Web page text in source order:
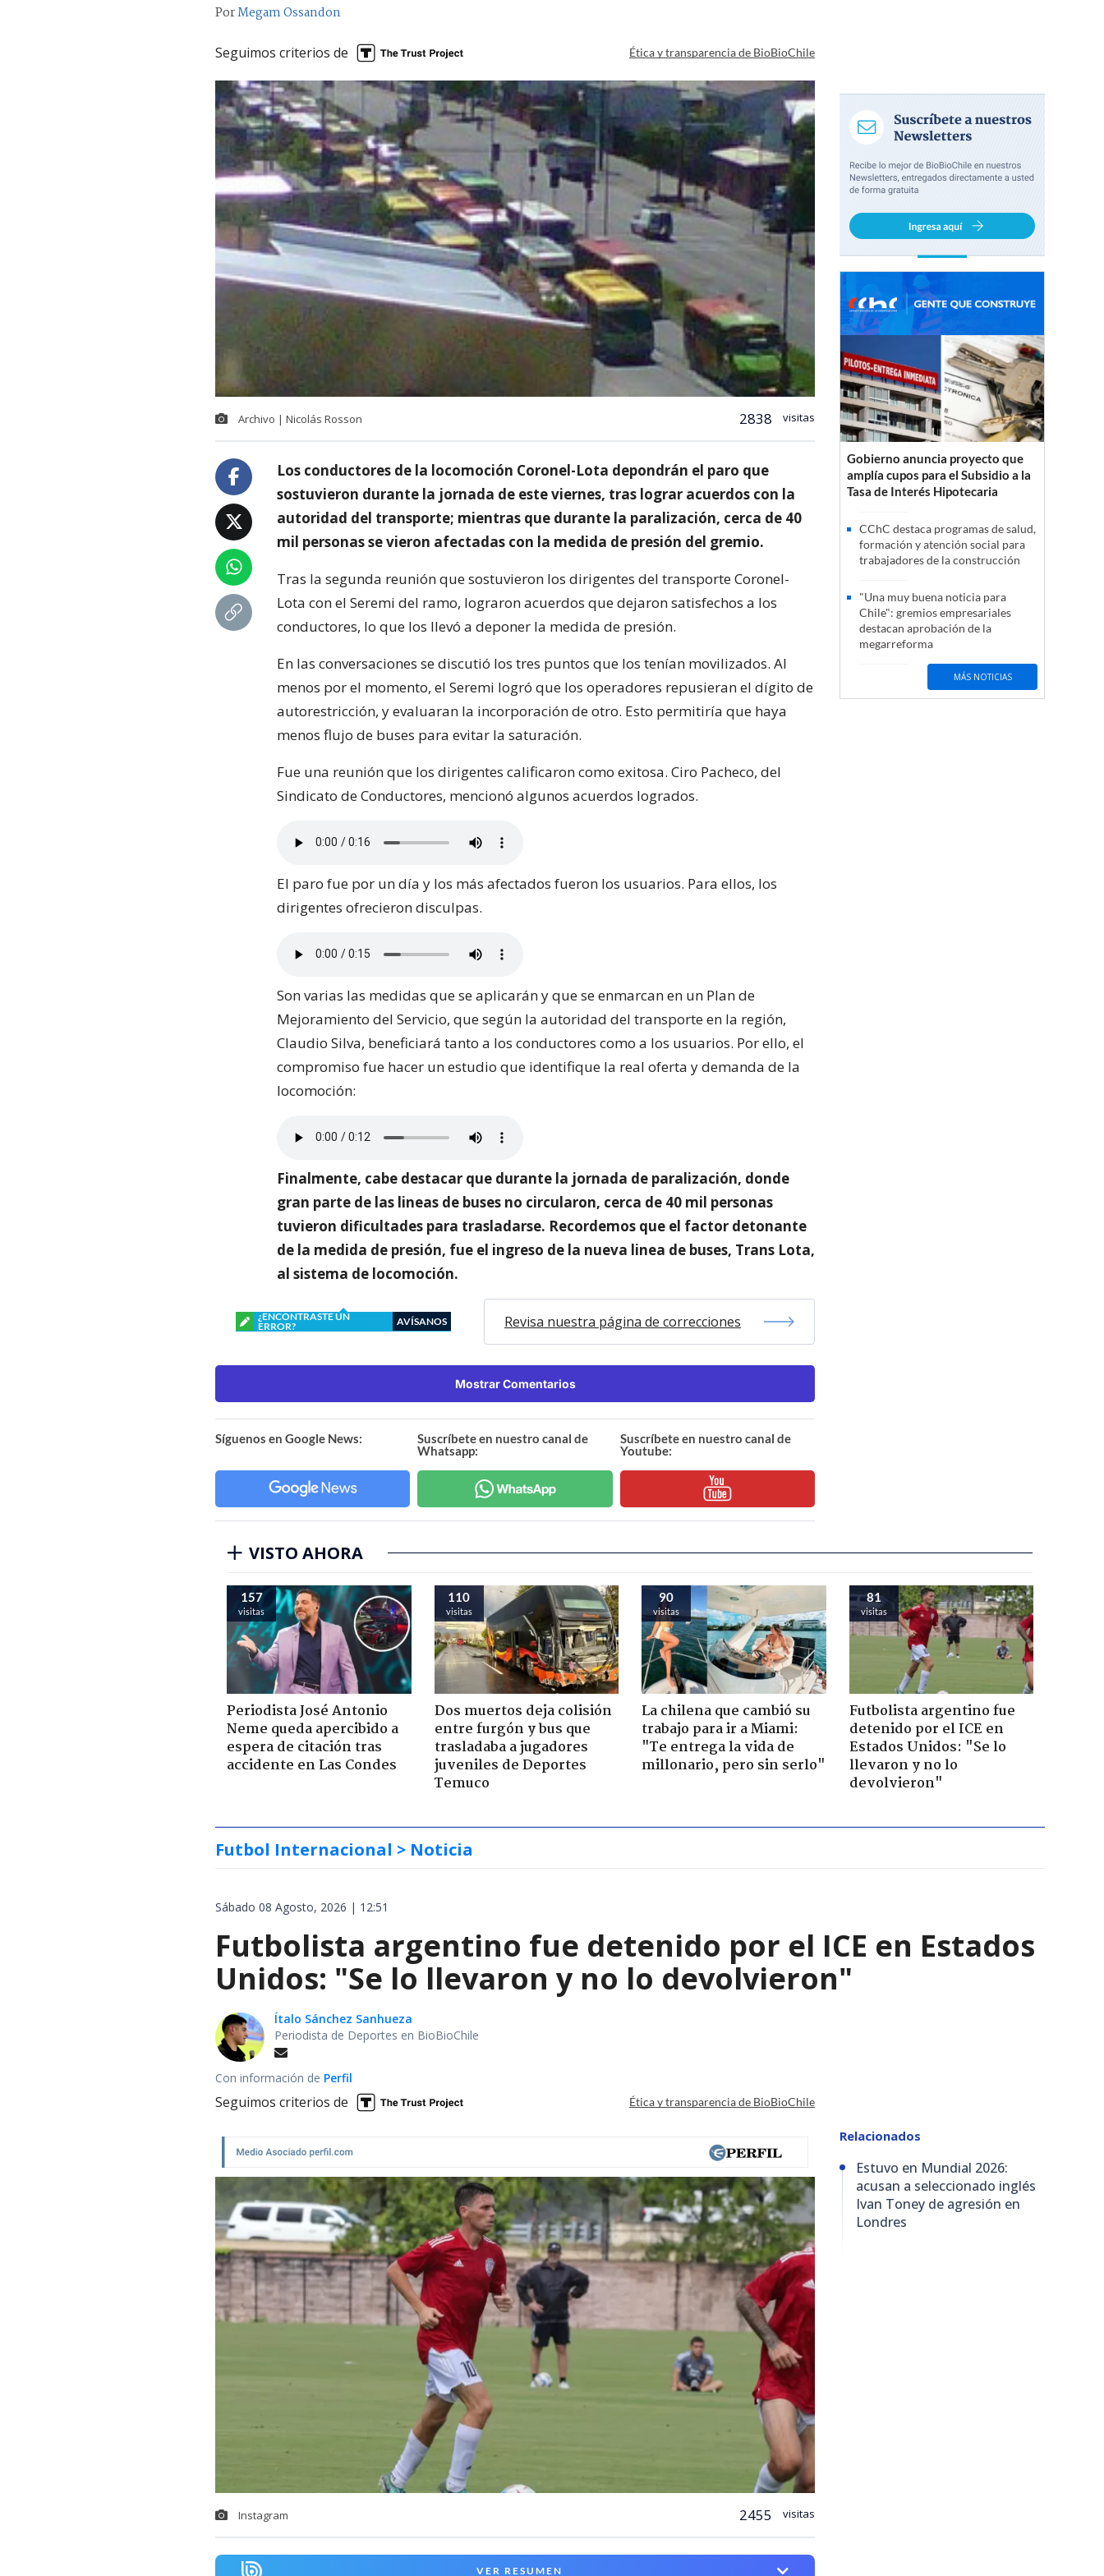
PorMegam Ossandon
Seguimos criterios de Ética y transparencia de BioBioChile
Archivo | Nicolás Rosson 2838 visitas
Los conductores de la locomoción Coronel-Lota depondrán el paro que
sostuvieron durante la jornada de este viernes, tras lograr acuerdos con la
autoridad del transporte; mientras que durante la paralización, cerca de 40
mil personas se vieron afectadas con la medida de presión del gremio.
Tras la segunda reunión que sostuvieron los dirigentes del transporte Coronel-
Lota con el Seremi del ramo, lograron acuerdos que dejaron satisfechos a los
conductores, lo que los llevó a deponer la medida de presión.
En las conversaciones se discutió los tres puntos que los tenían movilizados. Al
menos por el momento, el Seremi logró que los operadores repusieran el dígito de
autorestricción, y evaluaran la incorporación de otro. Esto permitiría que haya
menos flujo de buses para evitar la saturación.
Fue una reunión que los dirigentes calificaron como exitosa. Ciro Pacheco, del
Sindicato de Conductores, mencionó algunos acuerdos logrados.
El paro fue por un día y los más afectados fueron los usuarios. Para ellos, los
dirigentes ofrecieron disculpas.
Son varias las medidas que se aplicarán y que se enmarcan en un Plan de
Mejoramiento del Servicio, que según la autoridad del transporte en la región,
Claudio Silva, beneficiará tanto a los conductores como a los usuarios. Por ello, el
compromiso fue hacer un estudio que identifique la real oferta y demanda de la
locomoción:
Finalmente, cabe destacar que durante la jornada de paralización, donde
gran parte de las lineas de buses no circularon, cerca de 40 mil personas
tuvieron dificultades para trasladarse. Recordemos que el factor detonante
de la medida de presión, fue el ingreso de la nueva linea de buses, Trans Lota,
al sistema de locomoción.
¿ENCONTRASTE UN
ERROR?
AVÍSANOS Revisa nuestra página de correcciones
Mostrar Comentarios
Síguenos en Google News:
Suscríbete en nuestro canal de
Whatsapp:
Suscríbete en nuestro canal de
Youtube:
Gobierno anuncia proyecto que
amplía cupos para el Subsidio a la
Tasa de Interés Hipotecaria
CChC destaca programas de salud,
formación y atención social para
trabajadores de la construcción
"Una muy buena noticia para
Chile": gremios empresariales
destacan aprobación de la
megarreforma
MÁS NOTICIAS
VISTO AHORA
157
visitas
Periodista José Antonio
Neme queda apercibido a
espera de citación tras
accidente en Las Condes
110
visitas
Dos muertos deja colisión
entre furgón y bus que
trasladaba a jugadores
juveniles de Deportes
Temuco
90
visitas
La chilena que cambió su
trabajo para ir a Miami:
"Te entrega la vida de
millonario, pero sin serlo"
81
visitas
Futbolista argentino fue
detenido por el ICE en
Estados Unidos: "Se lo
llevaron y no lo
devolvieron"
Futbol Internacional > Noticia
Sábado 08 Agosto, 2026 | 12:51
Futbolista argentino fue detenido por el ICE en Estados
Unidos: "Se lo llevaron y no lo devolvieron"
Ítalo Sánchez Sanhueza
Periodista de Deportes en BioBioChile
Con información de Perfil
Seguimos criterios de Ética y transparencia de BioBioChile
Instagram 2455 visitas
VER RESUMEN
Relacionados
Estuvo en Mundial 2026:
acusan a seleccionado inglés
Ivan Toney de agresión en
Londres